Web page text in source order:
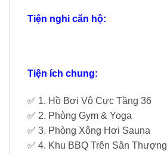
Tiện nghi căn hộ:
Tiện ích chung:
✅ 1. Hồ Bơi Vô Cực Tầng 36
✅ 2. Phòng Gym & Yoga
✅ 3. Phòng Xông Hơi Sauna
✅ 4. Khu BBQ Trên Sân Thượng